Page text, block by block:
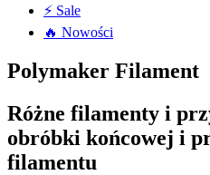
⚡ Sale
🔥 Nowości
Polymaker Filament
Różne filamenty i
obróbki końcowej i
filamentu